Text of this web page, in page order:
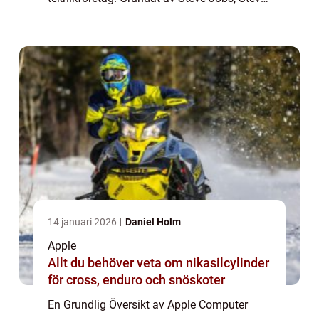
sin innovati...
14 januari 2026 Daniel Holm
Apple
Allt du behöver veta om nikasilcylinder
för cross, enduro och snöskoter
En Grundlig Översikt av Apple Computer